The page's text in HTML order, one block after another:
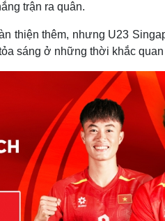
trận ra quân.
thiện thêm, nhưng U23
sáng ở những thời khắc quan